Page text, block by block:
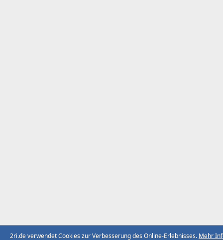
2ri.de verwendet Cookies zur Verbesserung des Online-Erlebnisses. Mehr